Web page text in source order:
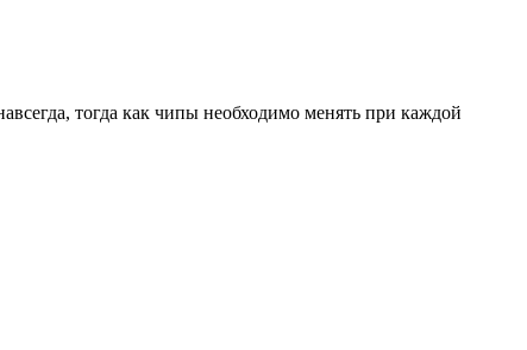
тогда как чипы необходимо менять при каждой